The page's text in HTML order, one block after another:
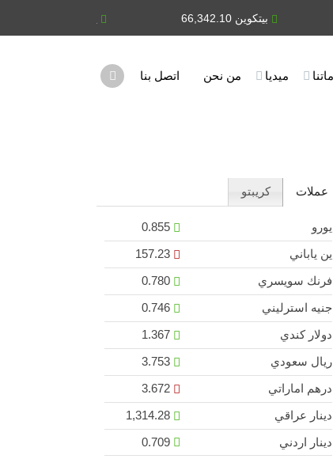
بيتكوين 66,342.10 يورو 0.855
ميديا من نحن اتصل بنا
عملات كريبتو
يورو
ين ياباني
فرنك سويسري
جنيه استرليني
دولار كندي
ريال سعودي
درهم اماراتي
دينار عراقي
دينار اردني